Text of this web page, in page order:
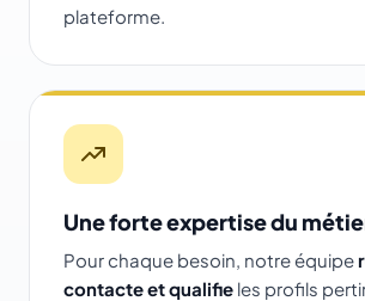
plateforme.
Une forte expertise du
Pour chaque besoin, notre équipe
contacte et qualifie les profils